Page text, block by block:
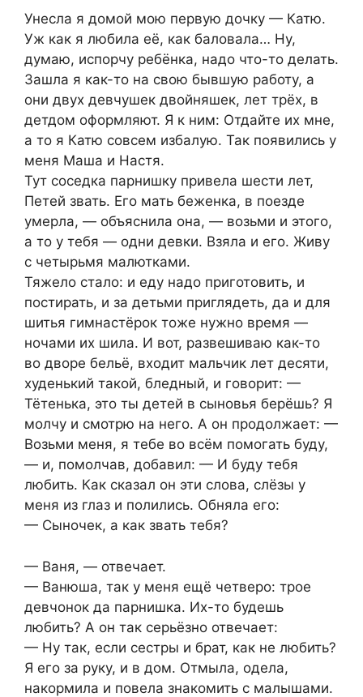
Унесла я домой мою первую дочку — Катю.
Уж как я любила её, как баловала… Ну,
думаю, испорчу ребёнка, надо что-то делать.
Зашла я как-то на свою бывшую работу, а
они двух девчушек двойняшек, лет трёх, в
детдом оформляют. Я к ним: Отдайте их мне,
а то я Катю совсем избалую. Так появились у
меня Маша и Настя.
Тут соседка парнишку привела шести лет,
Петей звать. Его мать беженка, в поезде
умерла, — объяснила она, — возьми и этого,
а то у тебя — одни девки. Взяла и его. Живу
с четырьмя малютками.
Тяжело стало: и еду надо приготовить, и
постирать, и за детьми приглядеть, да и для
шитья гимнастёрок тоже нужно время —
ночами их шила. И вот, развешиваю как-то
во дворе бельё, входит мальчик лет десяти,
худенький такой, бледный, и говорит: —
Тётенька, это ты детей в сыновья берёшь? Я
молчу и смотрю на него. А он продолжает: —
Возьми меня, я тебе во всём помогать буду,
— и, помолчав, добавил: — И буду тебя
любить. Как сказал он эти слова, слёзы у
меня из глаз и полились. Обняла его:
— Сыночек, а как звать тебя?
— Ваня, — отвечает.
— Ванюша, так у меня ещё четверо: трое
девчонок да парнишка. Их-то будешь
любить? А он так серьёзно отвечает:
— Ну так, если сестры и брат, как не любить?
Я его за руку, и в дом. Отмыла, одела,
накормила и повела знакомить с малышами.